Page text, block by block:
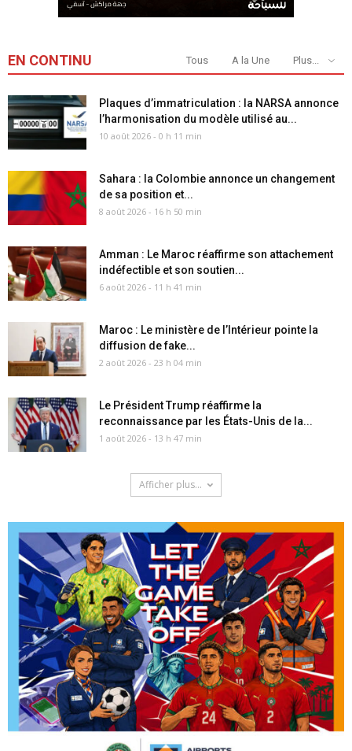
EN CONTINU Tous A la Une Plus...
Plaques d’immatriculation : la NARSA annonce
l’harmonisation du modèle utilisé au...
10 août 2026 - 0 h 11 min
Sahara : la Colombie annonce un changement
de sa position et...
8 août 2026 - 16 h 50 min
Amman : Le Maroc réaffirme son attachement
indéfectible et son soutien...
6 août 2026 - 11 h 41 min
Maroc : Le ministère de l’Intérieur pointe la
diffusion de fake...
2 août 2026 - 23 h 04 min
Le Président Trump réaffirme la
reconnaissance par les États-Unis de la...
1 août 2026 - 13 h 47 min
Afficher plus...